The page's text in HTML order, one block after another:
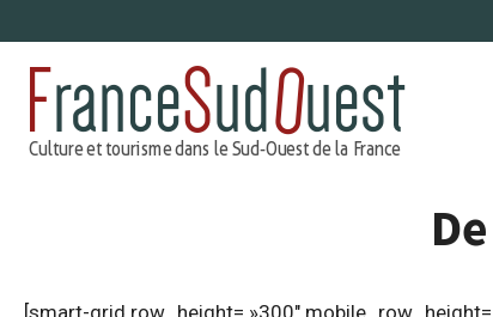
au
contenu
[smart-grid row_height= »300″